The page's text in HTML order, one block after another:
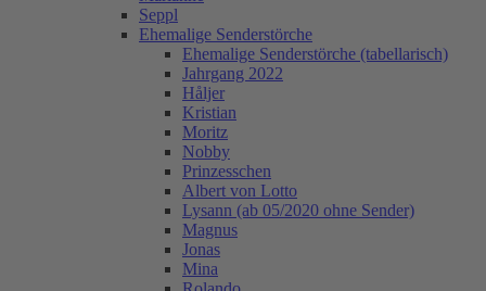
Seppl
Ehemalige Senderstörche
Ehemalige Senderstörche (tabellarisch)
Jahrgang 2022
Håljer
Kristian
Moritz
Nobby
Prinzesschen
Albert von Lotto
Lysann (ab 05/2020 ohne Sender)
Magnus
Jonas
Mina